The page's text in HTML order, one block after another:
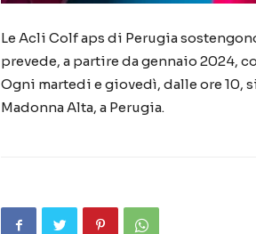
Le Acli Colf aps di Perugia
prevede, a partire da gennaio 2024,
Ogni martedi e giovedì, dalle ore 10,
Madonna Alta, a Perugia.